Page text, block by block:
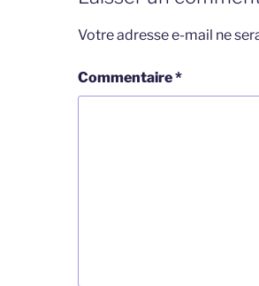
Votre adresse e-mail ne
Commentaire*